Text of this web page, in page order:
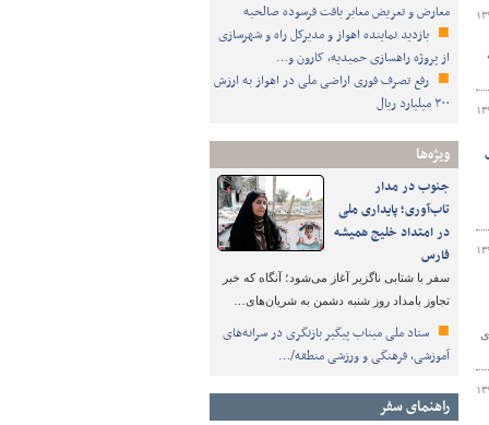
معارض و تعریض معابر بافت فرسوده صالحیه
بازدید نماینده اهواز و مدیرکل راه و شهرسازی
از پروژه راهسازی حمیدیه، کارون و…
رفع تصرف فوری اراضی ملی در اهواز به ارزش
۳۰۰ میلیارد ریال
ویژه‌ها
جنوب در مدار
تاب‌آوری؛ پایداری ملی
در امتداد خلیج همیشه
فارس
سفر با شتابی ناگزیر آغاز می‌شود؛ آنگاه که خبر
تجاوز بامداد روز شنبه دشمن به شریان‌های…
ستاد ملی میناب پیگیر بازنگری در سرانه‌های
آموزشی، فرهنگی و ورزشی منطقه/…
راهنمای سفر